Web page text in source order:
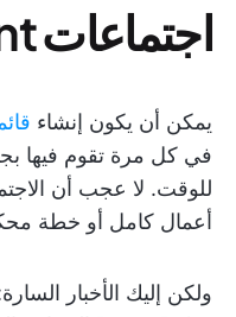
اجتماعات PowerPoint
يمكن أن يكون إنشاء
في كل مرة تقوم فيها
للوقت. لا عجب أن
أعمال كامل أو خطة